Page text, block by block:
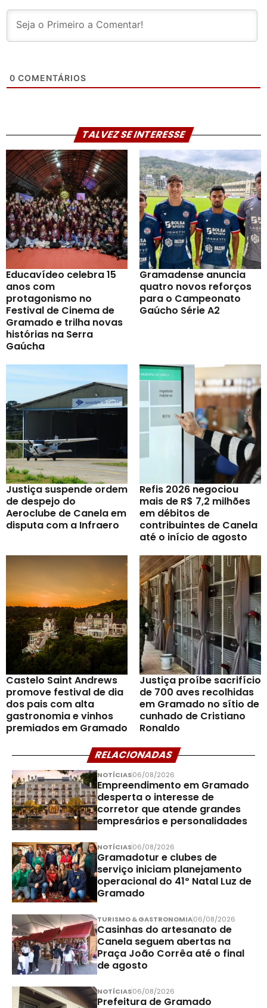
0 COMENTÁRIOS
TALVEZ SE INTERESSE
Educavídeo celebra 15
anos com
protagonismo no
Festival de Cinema de
Gramado e trilha novas
histórias na Serra
Gaúcha
Gramadense anuncia
quatro novos reforços
para o Campeonato
Gaúcho Série A2
Justiça suspende ordem
de despejo do
Aeroclube de Canela em
disputa com a Infraero
Refis 2026 negociou
mais de R$ 7,2 milhões
em débitos de
contribuintes de Canela
até o início de agosto
Castelo Saint Andrews
promove festival de dia
dos pais com alta
gastronomia e vinhos
premiados em Gramado
Justiça proíbe sacrifício
de 700 aves recolhidas
em Gramado no sítio de
cunhado de Cristiano
Ronaldo
RELACIONADAS
NOTÍCIAS06/08/2026
Empreendimento em Gramado
desperta o interesse de
corretor que atende grandes
empresários e personalidades
NOTÍCIAS06/08/2026
Gramadotur e clubes de
serviço iniciam planejamento
operacional do 41º Natal Luz de
Gramado
TURISMO & GASTRONOMIA06/08/2026
Casinhas do artesanato de
Canela seguem abertas na
Praça João Corrêa até o final
de agosto
NOTÍCIAS06/08/2026
Prefeitura de Gramado